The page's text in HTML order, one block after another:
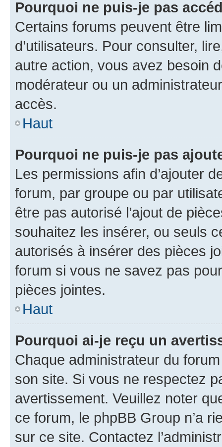
Pourquoi ne puis-je pas
Certains forums peuvent être
d’utilisateurs. Pour consulter,
autre action, vous avez besoin
modérateur ou un
accès.
Haut
Pourquoi ne puis-je pas
Les permissions afin d’ajouter
forum, par groupe ou par
être pas autorisé l’ajout de
souhaitez les insérer, ou seuls
autorisés à insérer des pièces
forum si vous ne savez pas
pièces jointes.
Haut
Pourquoi ai-je reçu un
Chaque administrateur du
son site. Si vous ne respectez
avertissement. Veuillez noter
ce forum, le phpBB Group n’a
sur ce site. Contactez